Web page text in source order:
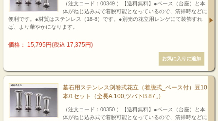
（注文コード：00349 ）【送料無料】●ベース（台座）と本
体がねじ込み式で着脱可能となっているので、清掃時などに
便利です。●材質はステンレス（18-8）です。●別売の花立用レンゲにて装飾すれ
ば、より華やかになります。
価格： 15,795円(税込 17,375円)
墓石用ステンレス渕巻式花立（着脱式_ベース付）豆10
本/1セット（全長A:100,ツバ下B:87,,）
（注文コード：00350 ）【送料無料】●ベース（台座）と本
体がねじ込み式で着脱可能となっているので、清掃時などに